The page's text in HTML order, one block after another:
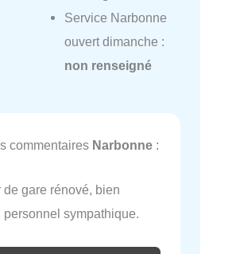
Service Narbonne
ouvert dimanche :
non renseigné
commentaires Narbonne :
de gare rénové, bien
personnel sympathique.